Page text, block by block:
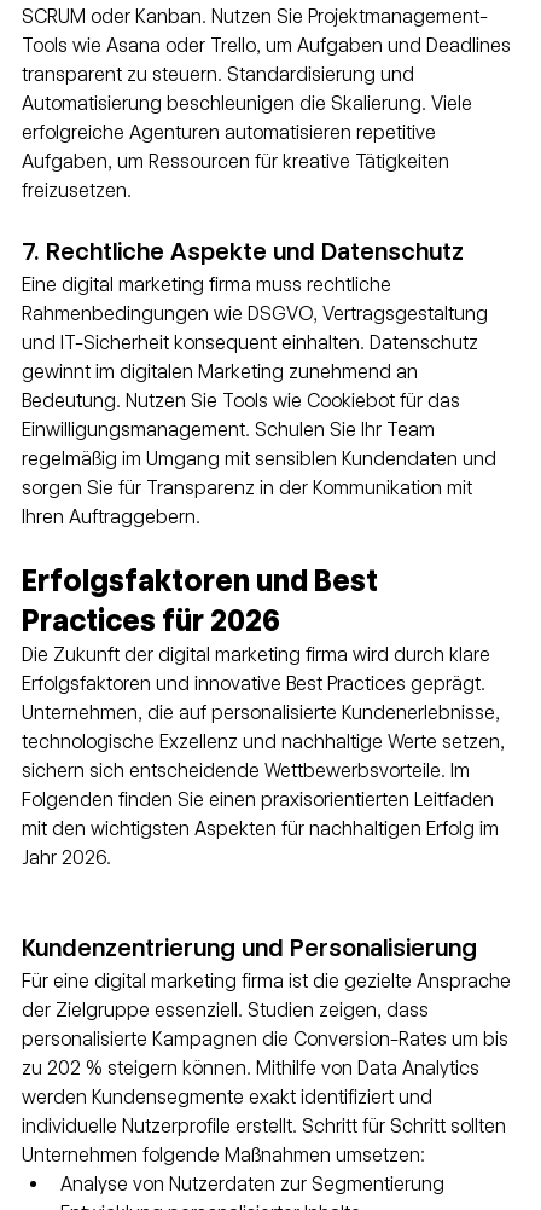
SCRUM oder Kanban. Nutzen Sie Projektmanagement-
Tools wie Asana oder Trello, um Aufgaben und Deadlines
transparent zu steuern. Standardisierung und
Automatisierung beschleunigen die Skalierung. Viele
erfolgreiche Agenturen automatisieren repetitive
Aufgaben, um Ressourcen für kreative Tätigkeiten
freizusetzen.
7. Rechtliche Aspekte und Datenschutz
Eine digital marketing firma muss rechtliche
Rahmenbedingungen wie DSGVO, Vertragsgestaltung
und IT-Sicherheit konsequent einhalten. Datenschutz
gewinnt im digitalen Marketing zunehmend an
Bedeutung. Nutzen Sie Tools wie Cookiebot für das
Einwilligungsmanagement. Schulen Sie Ihr Team
regelmäßig im Umgang mit sensiblen Kundendaten und
sorgen Sie für Transparenz in der Kommunikation mit
Ihren Auftraggebern.
Erfolgsfaktoren und Best
Practices für 2026
Die Zukunft der digital marketing firma wird durch klare
Erfolgsfaktoren und innovative Best Practices geprägt.
Unternehmen, die auf personalisierte Kundenerlebnisse,
technologische Exzellenz und nachhaltige Werte setzen,
sichern sich entscheidende Wettbewerbsvorteile. Im
Folgenden finden Sie einen praxisorientierten Leitfaden
mit den wichtigsten Aspekten für nachhaltigen Erfolg im
Jahr 2026.
Kundenzentrierung und Personalisierung
Für eine digital marketing firma ist die gezielte Ansprache
der Zielgruppe essenziell. Studien zeigen, dass
personalisierte Kampagnen die Conversion-Rates um bis
zu 202 % steigern können. Mithilfe von Data Analytics
werden Kundensegmente exakt identifiziert und
individuelle Nutzerprofile erstellt. Schritt für Schritt sollten
Unternehmen folgende Maßnahmen umsetzen:
Analyse von Nutzerdaten zur Segmentierung